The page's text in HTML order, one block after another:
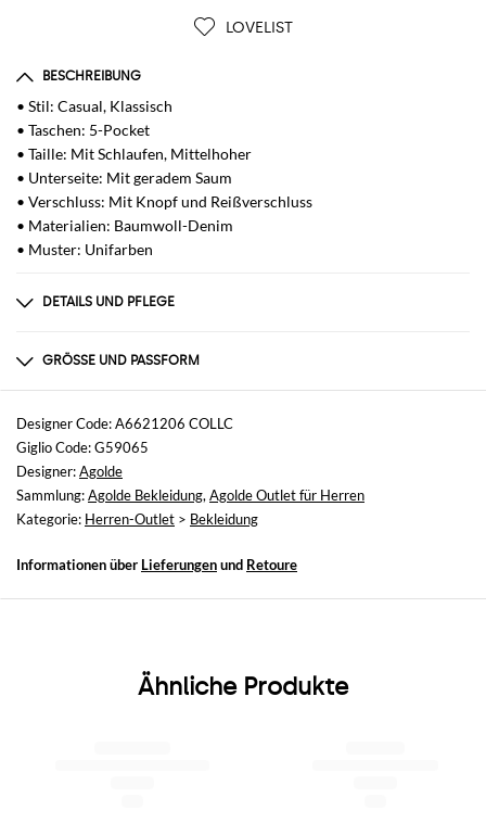
LOVELIST
BESCHREIBUNG
• Stil: Casual, Klassisch
• Taschen: 5-Pocket
• Taille: Mit Schlaufen, Mittelhoher
• Unterseite: Mit geradem Saum
• Verschluss: Mit Knopf und Reißverschluss
• Materialien: Baumwoll-Denim
• Muster: Unifarben
DETAILS UND PFLEGE
100% CO
GRÖSSE UND PASSFORM
Größen
nicht verfügbar
Größe und Passform
Baggy, Normale Passform
Designer Code: A6621206 COLLC
Giglio Code: G59065
Designer:Agolde
Sammlung:Agolde Bekleidung, Agolde Outlet für Herren
Kategorie: Herren-Outlet > Bekleidung
Informationen über Lieferungenund Retoure
Ähnliche Produkte